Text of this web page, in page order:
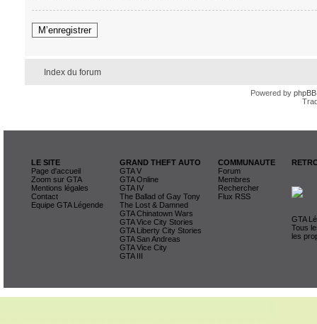
M’enregistrer
Index du forum
Powered by phpBB
LE SITE
Page d'accueil
Zoom sur GTA
Mentions légales
Contact
Equipe GTA Légende
GRAND THEFT AUTO
GTA V
GTA Online
GTA IV
The Ballad of Gay Tony
The Lost & Damned
GTA Chinatown Wars
GTA Vice City Stories
GTA Liberty City Stories
GTA San Andreas
GTA Vice City
GTA III
COMMUNAUTE
Forum
Membres
Rechercher
Flux RSS
GTA
Tous
les